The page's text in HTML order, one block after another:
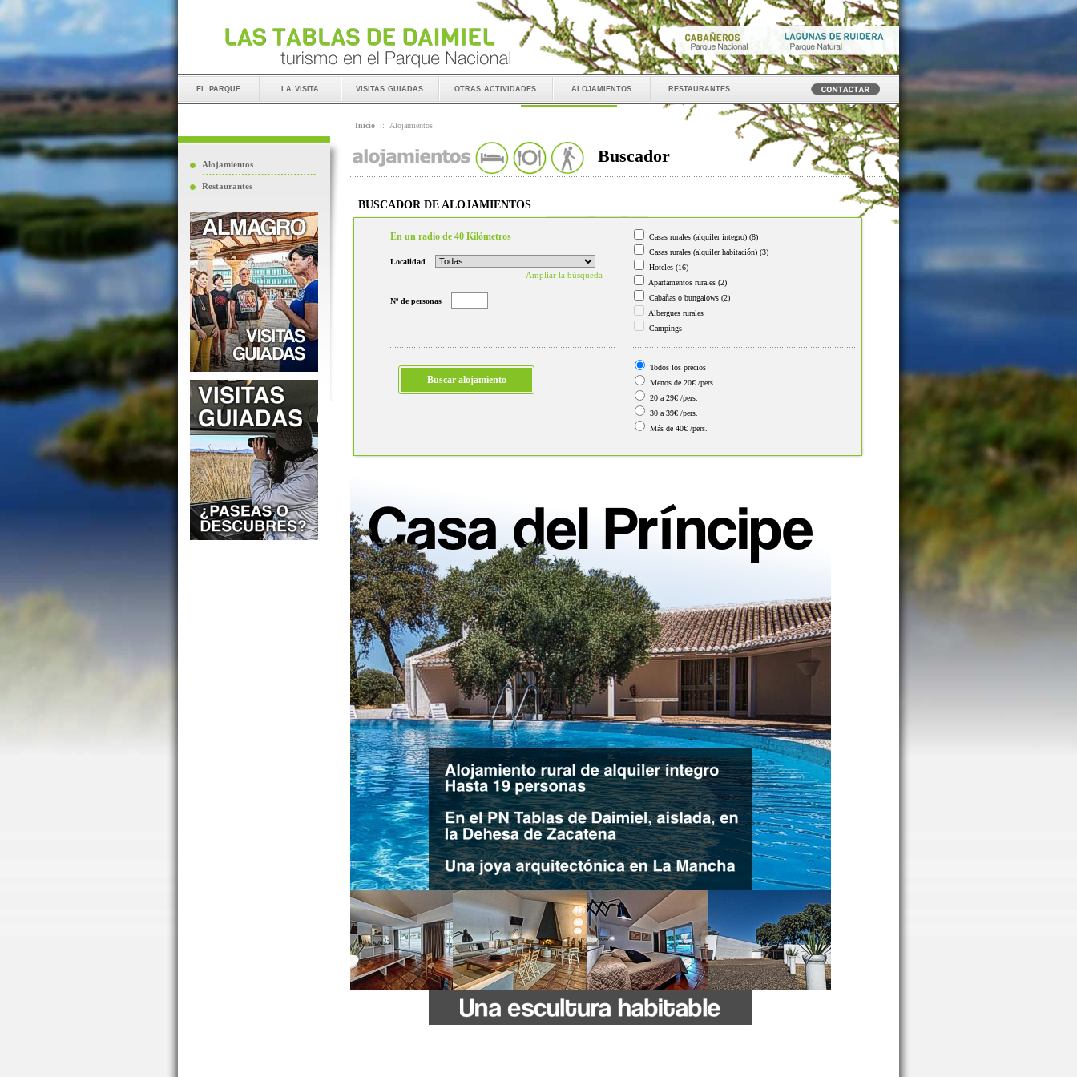
el parque la visita visitas guiadas otras actividades alojamientos restaurantes
Alojamientos
Restaurantes
Inicio :: Alojamientos
Buscador
BUSCADOR DE ALOJAMIENTOS
En un radio de 40 Kilómetros
Localidad
Ampliar la búsqueda
Nº de personas
Casas rurales (alquiler integro) (8)
Casas rurales (alquiler habitación) (3)
Hoteles (16)
Apartamentos rurales (2)
Cabañas o bungalows (2)
Albergues rurales
Campings
Todos los precios
Menos de 20€ /pers.
20 a 29€ /pers.
30 a 39€ /pers.
Más de 40€ /pers.